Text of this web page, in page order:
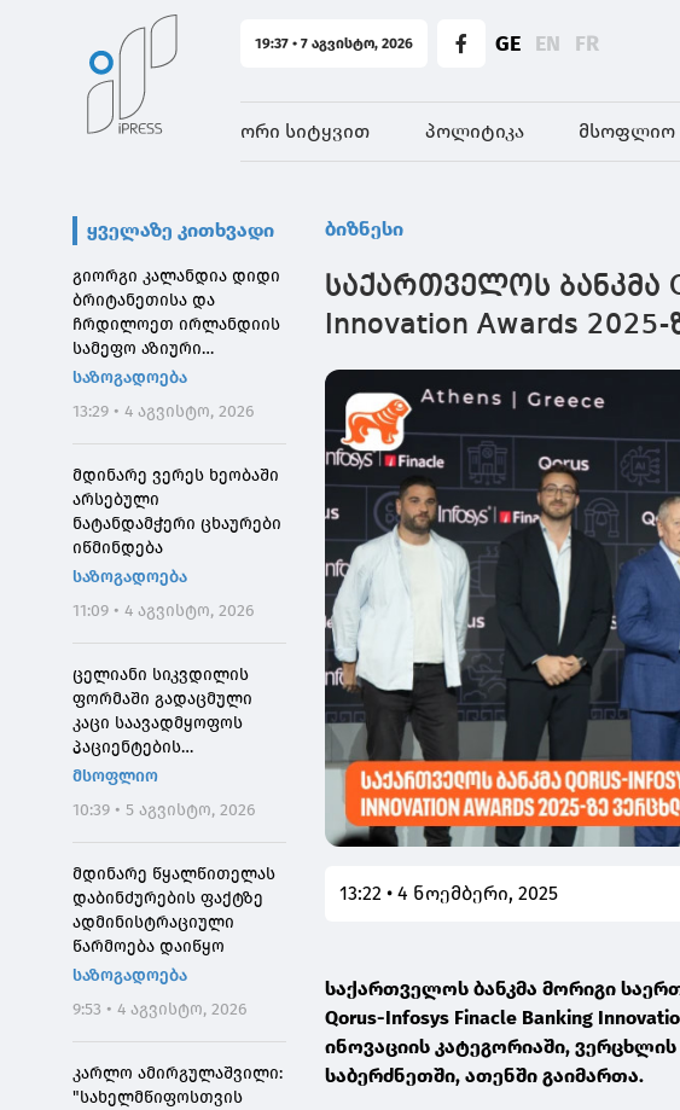
19:37 • 7 აგვისტო, 2026 GE EN FR
ორი სიტყვით პოლიტიკა მსოფლიო
ყველაზე კითხვადი
გიორგი კალანდია დიდი
ბრიტანეთისა და
ჩრდილოეთ ირლანდიის
სამეფო აზიური
საზოგადოების
საზოგადოება
13:29 • 4 აგვისტო, 2026
მდინარე ვერეს ხეობაში
არსებული
ნატანდამჭერი ცხაურები
იწმინდება
საზოგადოება
11:09 • 4 აგვისტო, 2026
ცელიანი სიკვდილის
ფორმაში გადაცმული
კაცი საავადმყოფოს
პაციენტების
შეშინებისთვის
მსოფლიო
10:39 • 5 აგვისტო, 2026
მდინარე წყალწითელას
დაბინძურების ფაქტზე
ადმინისტრაციული
წარმოება დაიწყო
საზოგადოება
9:53 • 4 აგვისტო, 2026
კარლო ამირგულაშვილი:
"სახელმწიფოსთვის
ბიზნესი
საქართველოს ბანკმა
Innovation Awards
13:22 • 4 ნოემბერი, 2025
საქართველოს ბანკმა მორიგი
Qorus-Infosys Finacle Banking
ინოვაციის კატეგორიაში,
საბერძნეთში, ათენში გაიმართა.